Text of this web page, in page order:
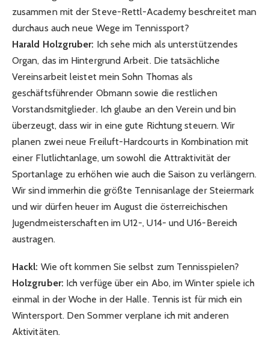
zusammen mit der Steve-Rettl-Academy beschreitet man
durchaus auch neue Wege im Tennissport?
Harald Holzgruber: Ich sehe mich als unterstützendes
Organ, das im Hintergrund Arbeit. Die tatsächliche
Vereinsarbeit leistet mein Sohn Thomas als
geschäftsführender Obmann sowie die restlichen
Vorstandsmitglieder. Ich glaube an den Verein und bin
überzeugt, dass wir in eine gute Richtung steuern. Wir
planen zwei neue Freiluft-Hardcourts in Kombination mit
einer Flutlichtanlage, um sowohl die Attraktivität der
Sportanlage zu erhöhen wie auch die Saison zu verlängern.
Wir sind immerhin die größte Tennisanlage der Steiermark
und wir dürfen heuer im August die österreichischen
Jugendmeisterschaften im U12-, U14- und U16-Bereich
austragen.
Hackl: Wie oft kommen Sie selbst zum Tennisspielen?
Holzgruber: Ich verfüge über ein Abo, im Winter spiele ich
einmal in der Woche in der Halle. Tennis ist für mich ein
Wintersport. Den Sommer verplane ich mit anderen
Aktivitäten.